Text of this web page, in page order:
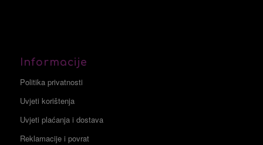
Informacije
Politika privatnosti
Uvjeti korištenja
Uvjeti plaćanja i dostava
Reklamacije i povrat